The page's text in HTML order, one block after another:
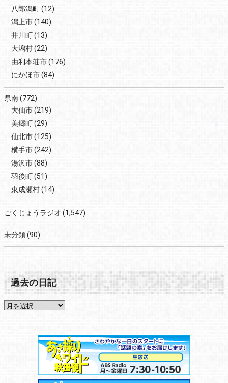
八郎潟町(12)
潟上市(140)
井川町(13)
大潟村(22)
由利本荘市(176)
にかほ市(84)
県南(772)
大仙市(219)
美郷町(29)
仙北市(125)
横手市(242)
湯沢市(88)
羽後町(51)
東成瀬村(14)
ごくじょうラジオ (1,547)
未分類(90)
過去の日記